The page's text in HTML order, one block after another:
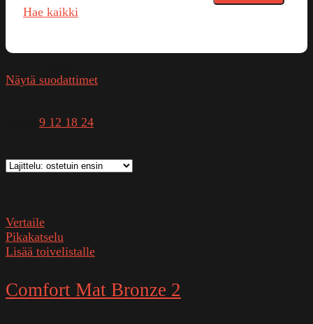
Hae kaikki
Näytä suodattimet
9 12 18 24
Vertaile
Pikakatselu
Lisää toivelistalle
Comfort Mat Bronze 2